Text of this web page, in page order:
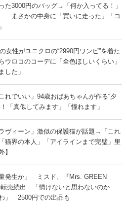
た3000円のバッグ→「何か入ってる！」
まさかの中身に「買いに走った」「コ
女性がユニクロの“2990円ワンピ”を着た
ロコのコーデに「全色ほしいくらい」
した」
れでいい」94歳おばあちゃんが作る“夕
「真似してみます」「憧れます」
ヴィーン」激似の保護猫が話題→「これ
猫界の本人」「アイラインまで完璧」里
】
量発生か」 ミスド、『Mrs. GREEN
売続出 「情けないと思わないのか
」 2500円での出品も